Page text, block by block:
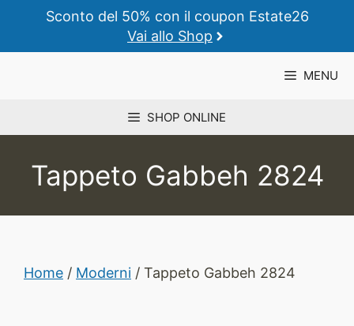
contenuto
Sconto del 50% con il coupon Estate26
Vai allo Shop
MENU
SHOP ONLINE
Tappeto Gabbeh 2824
Home / Moderni / Tappeto Gabbeh 2824